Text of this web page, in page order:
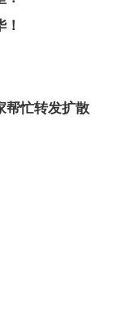
帮忙转发扩散